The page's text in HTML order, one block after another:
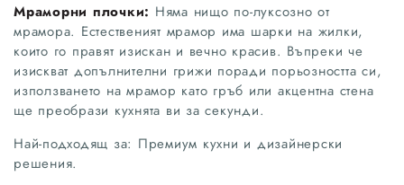
Мраморни плочки: Няма нищо по-луксозно от
мрамора. Естественият мрамор има шарки на жилки,
които го правят изискан и вечно красив. Въпреки че
изискват допълнителни грижи поради порьозността си,
използването на мрамор като гръб или акцентна стена
ще преобрази кухнята ви за секунди.
Най-подходящ за: Премиум кухни и дизайнерски
решения.